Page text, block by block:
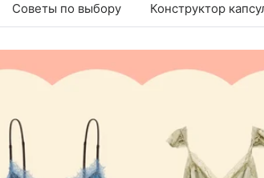
Советы по выбору Конструктор